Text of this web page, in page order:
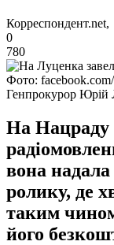
Корреспондент.net,
0
780
Фото:
Генпрокурор Юрій
На Нацраду
вона надала
ролику, де
таким
його